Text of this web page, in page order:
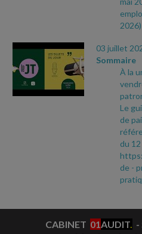
2026)
03 juillet
Sommaire
À la
Le
de
du
de -
CABINET 01 AUDIT. -